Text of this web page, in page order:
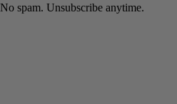
No spam. Unsubscribe anytime.